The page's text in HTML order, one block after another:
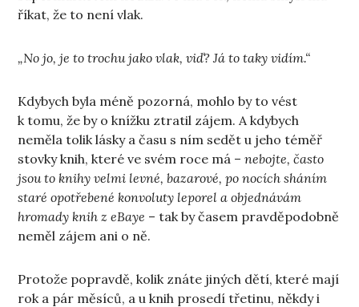
říkat, že to není vlak.
„No jo, je to trochu jako vlak, viď? Já to taky vidím.“
Kdybych byla méně pozorná, mohlo by to vést
k tomu, že by o knížku ztratil zájem. A kdybych
neměla tolik lásky a času s ním sedět u jeho téměř
stovky knih, které ve svém roce má –nebojte, často
jsou to knihy velmi levné, bazarové, po nocích sháním
staré opotřebené konvoluty leporel a objednávám
hromady knih z eBaye – tak by časem pravděpodobně
neměl zájem ani o ně.
Protože popravdě, kolik znáte jiných dětí, které mají
rok a pár měsíců, a u knih prosedí třetinu, někdy i